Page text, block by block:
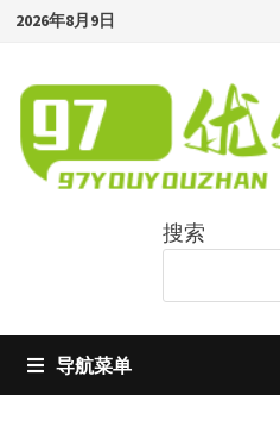
Skip
content
2026年8月9日
搜索
导航菜单